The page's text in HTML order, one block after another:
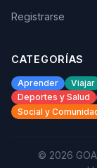
Registrarse
CATEGORÍAS
Aprender Viajar
Deportes y Salud
Social y
© 2026